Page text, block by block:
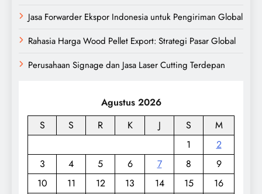
Jasa Forwarder Ekspor Indonesia untuk Pengiriman Global
Rahasia Harga Wood Pellet Export: Strategi Pasar Global
Perusahaan Signage dan Jasa Laser Cutting Terdepan
Agustus 2026
S
S R K J S
M
1
2
3
4 5 6 7 8
9
10
11 12 13 14 15
16